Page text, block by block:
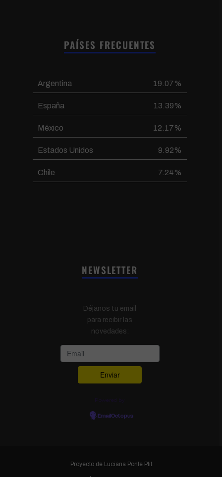
PAÍSES FRECUENTES
Argentina 19.07%
España 13.39%
México 12.17%
Estados Unidos 9.92%
Chile 7.24%
NEWSLETTER
Déjanos tu email
para recibir las
novedades:
EmailOctopus
Proyecto de Luciana Ponte Plit